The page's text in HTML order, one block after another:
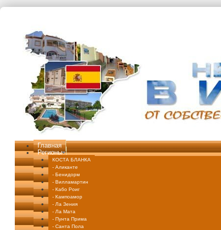
Перейти к основному содержанию
Главная
Регионы
КОСТА БЛАНКА
- Аликанте
- Бенидорм
- Вилламартин
- Кабо Роиг
- Кампоамор
- Ла Зения
- Ла Мата
- Пунта Прима
- Санта Пола